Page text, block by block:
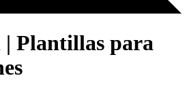
Plantillas para